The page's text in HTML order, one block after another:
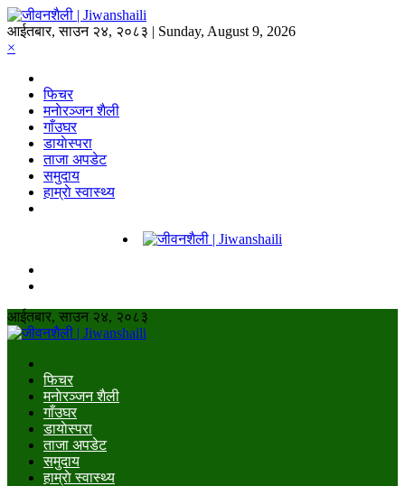
आईतबार, साउन २४, २०८३ | Sunday, August 9, 2026
×
फिचर
मनाेरञ्जन शैली
गाँउघर
डायाेस्परा
ताजा अपडेट
समुदाय
हाम्राे स्वास्थ्य
आईतबार, साउन २४, २०८३
फिचर
मनाेरञ्जन शैली
गाँउघर
डायाेस्परा
ताजा अपडेट
समुदाय
हाम्राे स्वास्थ्य